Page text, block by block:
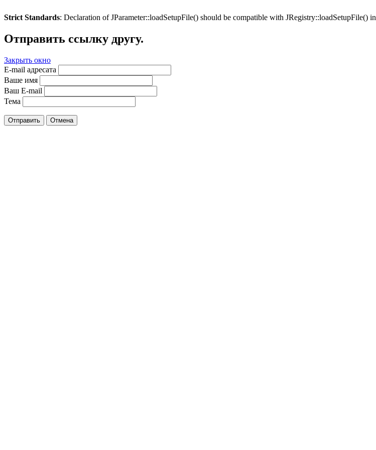
Strict Standards: Declaration of JParameter::loadSetupFile() should be compatible with JRegistry::loadSetupFile() in
Отправить ссылку другу.
Закрыть окно
E-mail адресата
Ваше имя
Ваш E-mail
Тема
Отправить Отмена